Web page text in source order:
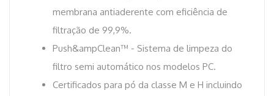
membrana antiaderente com eficiência de
filtração de 99,9%.
Push&ampClean™ - Sistema de limpeza do
filtro semi automático nos modelos PC.
Certificados para pó da classe M e H incluindo